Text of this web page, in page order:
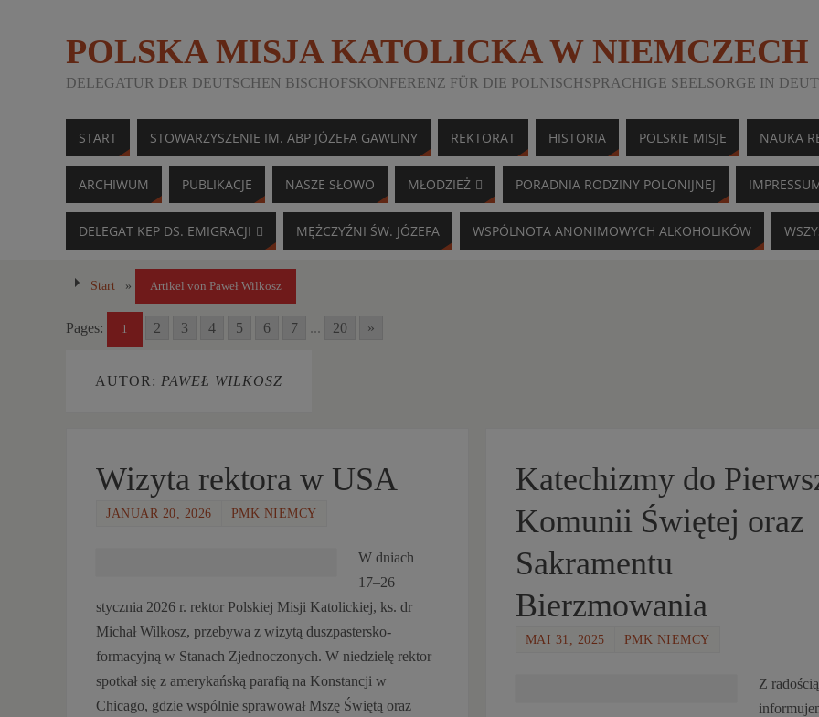
POLSKA MISJA KATOLICKA W NIEMCZECH
DELEGATUR DER DEUTSCHEN BISCHOFSKONFERENZ FÜR DIE POLNISCHSPRACHIGE SEELSORGE IN
START STOWARZYSZENIE IM. ABP JÓZEFA GAWLINY REKTORAT HISTORIA POLSKIE MISJE NAUKA
ARCHIWUM PUBLIKACJE NASZE SŁOWO MŁODZIEŻ PORADNIA RODZINY POLONIJNEJ
DELEGAT KEP DS. EMIGRACJI MĘŻCZYŹNI ŚW. JÓZEFA WSPÓLNOTA ANONIMOWYCH ALKOHOLIKÓW
Start » Artikel von Paweł Wilkosz
Pages: 1 2 3 4 5 6 7 ... 20 »
AUTOR: PAWEŁ WILKOSZ
Wizyta rektora w USA
JANUAR 20, 2026 PMK NIEMCY
W dniach
17–26
stycznia 2026 r. rektor Polskiej Misji Katolickiej, ks. dr
Michał Wilkosz, przebywa z wizytą duszpastersko-
formacyjną w Stanach Zjednoczonych. W niedzielę rektor
spotkał się z amerykańską parafią na Konstancji w
Chicago, gdzie wspólnie sprawował Mszę Świętą oraz
Katechizmy do
Komunii Świętej oraz
Sakramentu
Bierzmowania
MAI 31, 2025 PMK NIEMCY
Z radością